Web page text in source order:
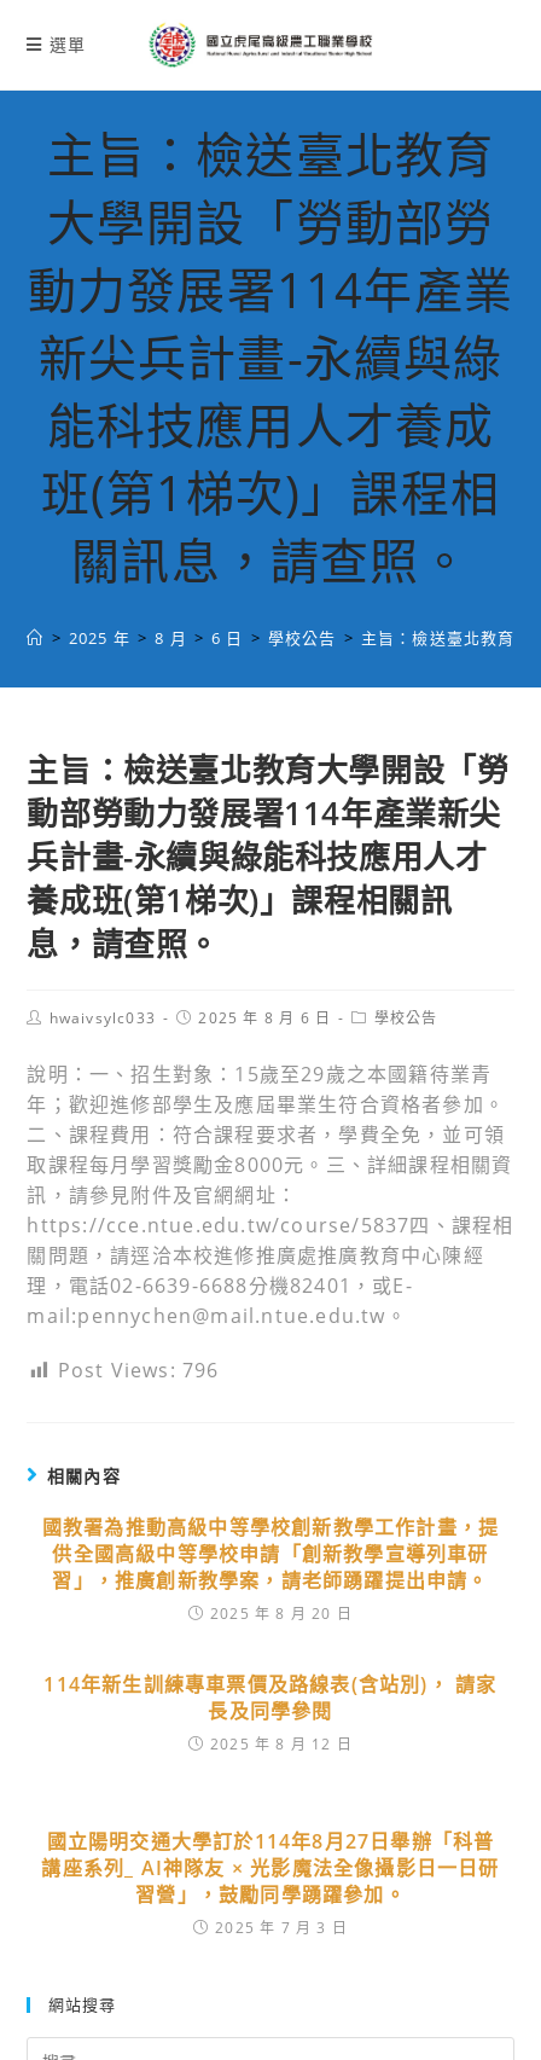
選單
主旨：檢送臺北教育
大學開設「勞動部勞
動力發展署114年產業
新尖兵計畫-永續與綠
能科技應用人才養成
班(第1梯次)」課程相
關訊息，請查照。
> 2025 年 > 8 月 > 6 日 > 學校公告 > 主旨：檢送臺北教育
主旨：檢送臺北教育大學開設「勞
動部勞動力發展署114年產業新尖
兵計畫-永續與綠能科技應用人才
養成班(第1梯次)」課程相關訊
息，請查照。
Posthwaivsylc033
Post2025 年 8 月 6 日
Post學校公告
說明：一、招生對象：15歲至29歲之本國籍待業青
年；歡迎進修部學生及應屆畢業生符合資格者參加。
二、課程費用：符合課程要求者，學費全免，並可領
取課程每月學習獎勵金8000元。三、詳細課程相關資
訊，請參見附件及官網網址：
https://cce.ntue.edu.tw/course/5837四、課程相
關問題，請逕洽本校進修推廣處推廣教育中心陳經
理，電話02-6639-6688分機82401，或E-
mail:pennychen@mail.ntue.edu.tw。
Post Views: 796
相關內容
國教署為推動高級中等學校創新教學工作計畫，提
供全國高級中等學校申請「創新教學宣導列車研
習」，推廣創新教學案，請老師踴躍提出申請。
2025 年 8 月 20 日
114年新生訓練專車票價及路線表(含站別)， 請家
長及同學參閱
2025 年 8 月 12 日
國立陽明交通大學訂於114年8月27日舉辦「科普
講座系列_ AI神隊友 × 光影魔法全像攝影日一日研
習營」，鼓勵同學踴躍參加。
2025 年 7 月 3 日
網站搜尋